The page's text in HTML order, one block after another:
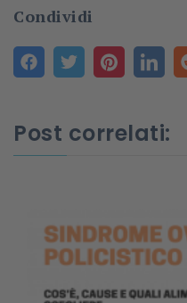
Condividi
Post correlati: